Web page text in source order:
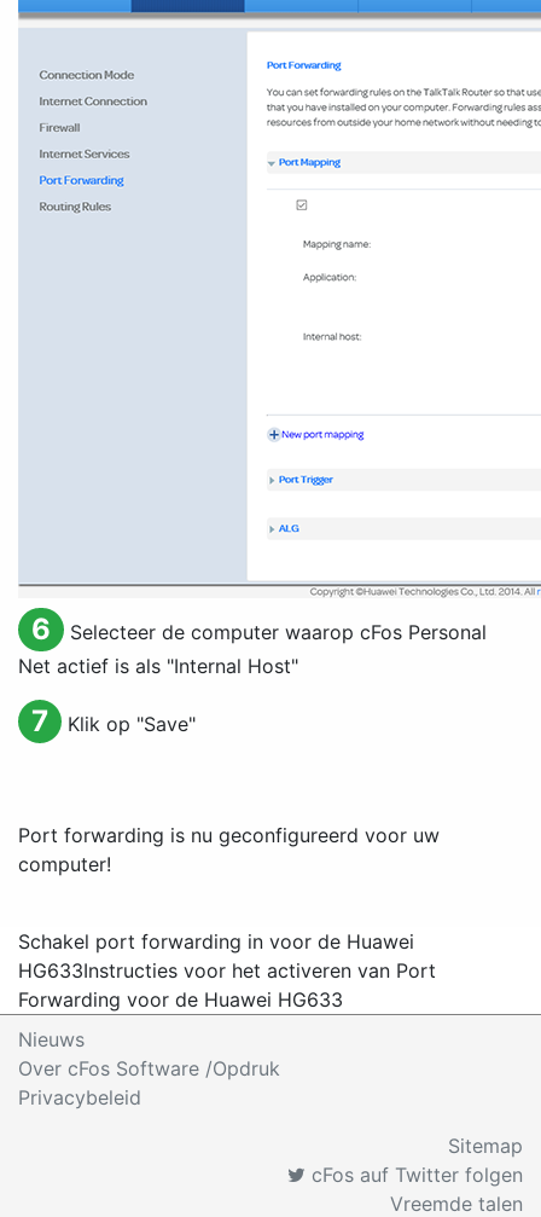
6
Selecteer de computer waarop cFos Personal
Net actief is als "Internal Host"
7 Klik op "Save"
Port forwarding is nu geconfigureerd voor uw
computer!
Schakel port forwarding in voor de Huawei
HG633Instructies voor het activeren van Port
Forwarding voor de Huawei HG633
Nieuws
Over cFos Software /Opdruk
Privacybeleid
Sitemap
cFos auf Twitter folgen
Vreemde talen